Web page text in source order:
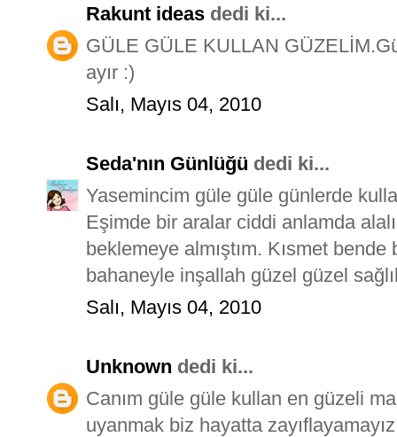
Rakunt ideas dedi ki...
GÜLE GÜLE KULLAN
ayır :)
Salı, Mayıs 04, 2010
Seda'nın Günlüğü dedi ki...
Yasemincim güle güle günlerde
Eşimde bir aralar ciddi anlamda
beklemeye almıştım. Kısmet
bahaneyle inşallah güzel güzel
Salı, Mayıs 04, 2010
Unknown dedi ki...
Canım güle güle kullan en güzeli
uyanmak biz hayatta